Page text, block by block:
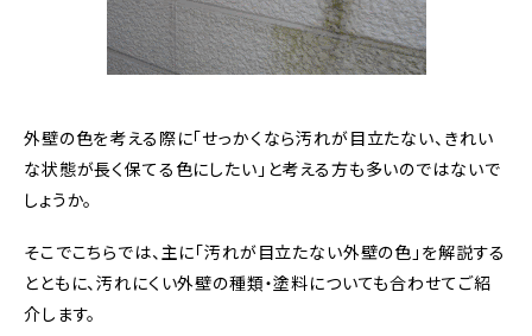
外壁の色を考える際に「せっかくなら汚れが目立たない、きれい
な状態が長く保てる色にしたい」と考える方も多いのではないで
しょうか。
そこでこちらでは、主に「汚れが目立たない外壁の色」を解説する
とともに、汚れにくい外壁の種類・塗料についても合わせてご紹
介します。